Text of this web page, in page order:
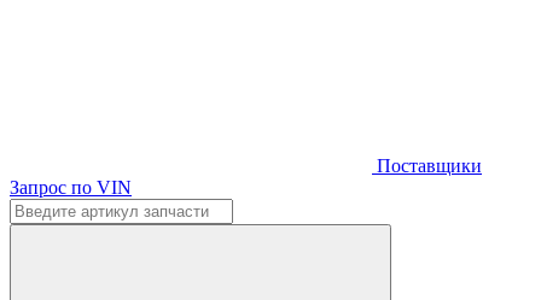
Поставщики
Запрос по VIN